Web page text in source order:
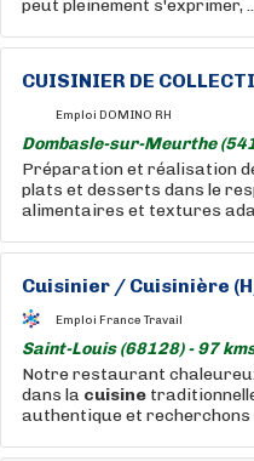
peut pleinement s'exprimer,
CUISINIER DE
Emploi DOMINO RH
Dombasle-sur-Meurthe
Préparation et réalisation
plats et desserts dans le
alimentaires et textures
Cuisinier / Cuisinière
Emploi France Travail
Saint-Louis (68128) - 97
Notre restaurant
dans la cuisine
authentique et recherchons